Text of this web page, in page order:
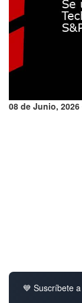
08 de Junio, 2026
💙 Suscríbete